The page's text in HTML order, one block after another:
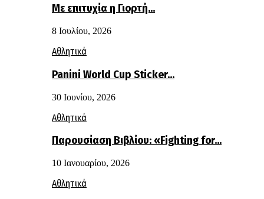
Με επιτυχία η Γιορτή…
8 Ιουλίου, 2026
Αθλητικά
Panini World Cup Sticker…
30 Ιουνίου, 2026
Αθλητικά
Παρουσίαση Βιβλίου: «Fighting for…
10 Ιανουαρίου, 2026
Αθλητικά